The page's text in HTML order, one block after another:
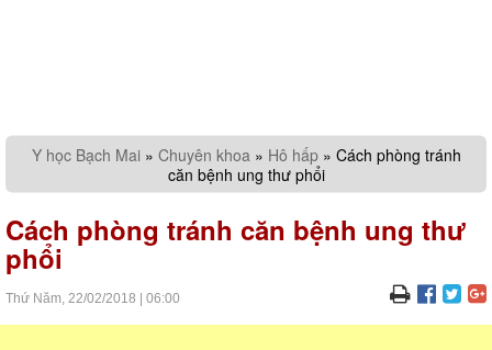
Y học Bạch Mai» Chuyên khoa » Hô hấp» Cách phòng tránh
căn bệnh ung thư phổi
Cách phòng tránh căn bệnh ung thư
phổi
Thứ Năm, 22/02/2018 06:00